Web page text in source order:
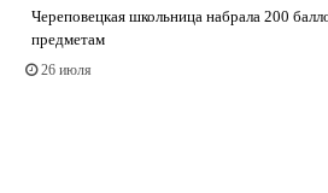
Череповецкая школьница набрала 200
предметам
26 июля